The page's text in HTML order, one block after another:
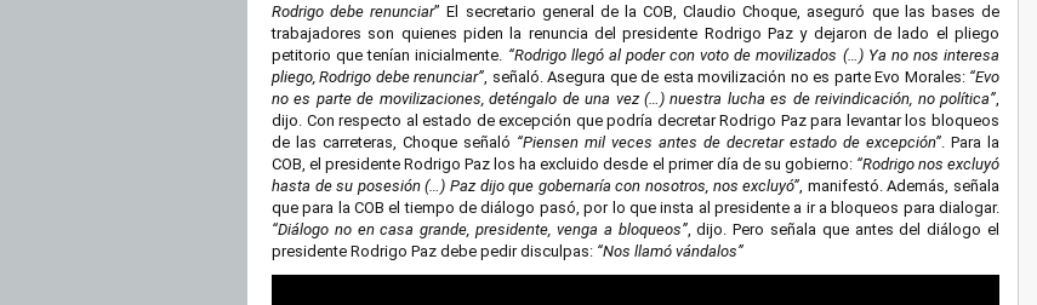
Rodrigo debe renunciar” El secretario general de la COB, Claudio Choque, aseguró que las bases de
trabajadores son quienes piden la renuncia del presidente Rodrigo Paz y dejaron de lado el pliego
petitorio que tenían inicialmente. “Rodrigo llegó al poder con voto de movilizados (…) Ya no nos interesa
pliego, Rodrigo debe renunciar”, señaló. Asegura que de esta movilización no es parte Evo Morales: “Evo
no es parte de movilizaciones, deténgalo de una vez (…) nuestra lucha es de reivindicación, no política”,
dijo. Con respecto al estado de excepción que podría decretar Rodrigo Paz para levantar los bloqueos
de las carreteras, Choque señaló “Piensen mil veces antes de decretar estado de excepción”. Para la
COB, el presidente Rodrigo Paz los ha excluido desde el primer día de su gobierno:“Rodrigo nos excluyó
hasta de su posesión (…) Paz dijo que gobernaría con nosotros, nos excluyó”, manifestó. Además, señala
que para la COB el tiempo de diálogo pasó, por lo que insta al presidente a ir a bloqueos para dialogar.
“Diálogo no en casa grande, presidente, venga a bloqueos”, dijo. Pero señala que antes del diálogo el
presidente Rodrigo Paz debe pedir disculpas: “Nos llamó vándalos”